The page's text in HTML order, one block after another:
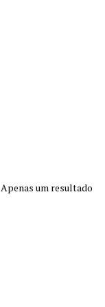
Apenas um resultado